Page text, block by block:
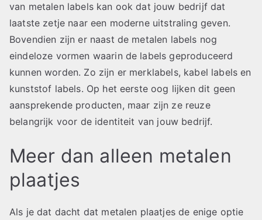
van metalen labels kan ook dat jouw bedrijf dat
laatste zetje naar een moderne uitstraling geven.
Bovendien zijn er naast de metalen labels nog
eindeloze vormen waarin de labels geproduceerd
kunnen worden. Zo zijn er merklabels, kabel labels en
kunststof labels. Op het eerste oog lijken dit geen
aansprekende producten, maar zijn ze reuze
belangrijk voor de identiteit van jouw bedrijf.
Meer dan alleen metalen
plaatjes
Als je dat dacht dat metalen plaatjes de enige optie